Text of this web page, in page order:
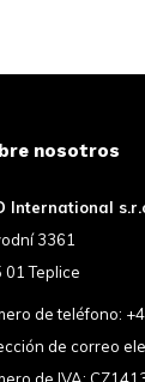
nosotros
International
3361
01 Teplice
de teléfono:
de correo